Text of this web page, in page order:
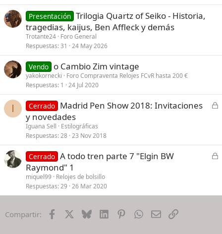
u
Presentación Trilogia Quartz of Seiko - Historia,
tragedias, kaijus, Ben Affleck y demás
Trotante24 Foro General
Respuestas 31 24 May 2026
Vendo o Cambio Zim vintage
yakokornecki
Foro Compraventa Relojes FCvR hasta 200 €
Respuestas 1 24 Jul 2020
I
C
a
d
Cerrado Madrid Pen Show 2018: Invitaciones
y novedades
Iguana Sell
Estilográficas
Respuestas 28 23 Nov 2018
C
a
Cerrado A todo tren parte 7 "Elgin BW
Raymond" 1
miquel99
Relojes de bolsillo
Respuestas 29 26 Mar 2020
Compartir: Facebook BlueskyLinkedInPinterestWhatsApp
EmailEnlace